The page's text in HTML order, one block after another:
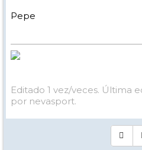
Pepe
Editado 1 vez/veces. Última
por nevasport.